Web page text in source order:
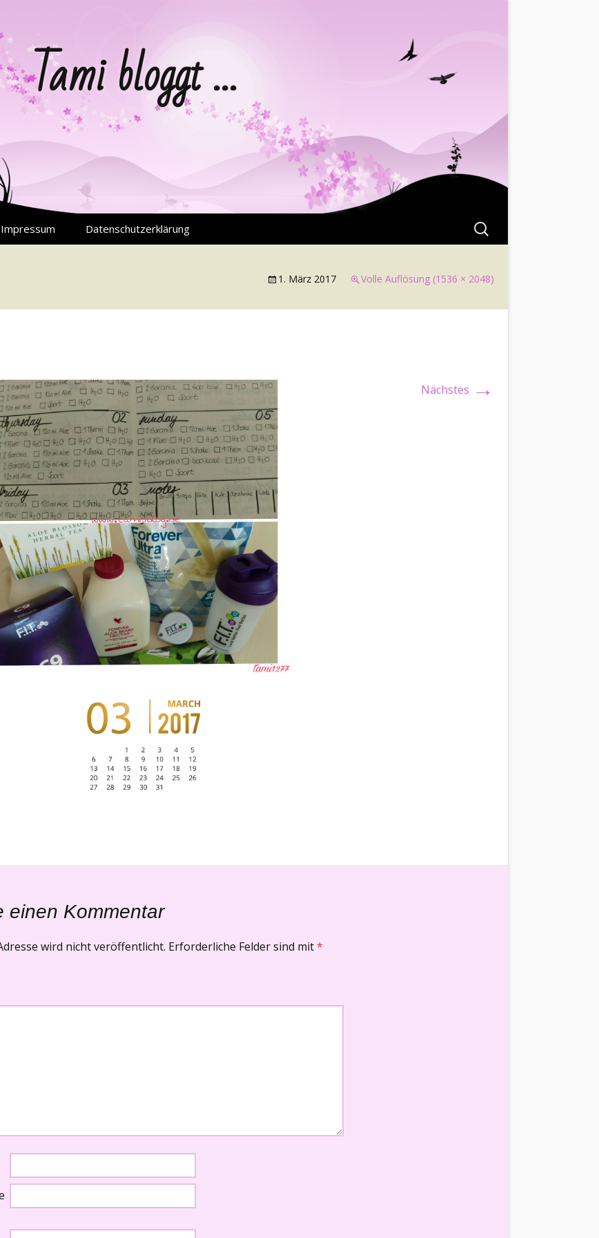
Tami bloggt …
Impressum Datenschutzerklärung
Suchen
nach:
1. März 2017 Volle Auflösung (1536 × 2048)
Nächstes →
einen Kommentar
wird nicht veröffentlicht. Erforderliche Felder sind mit*